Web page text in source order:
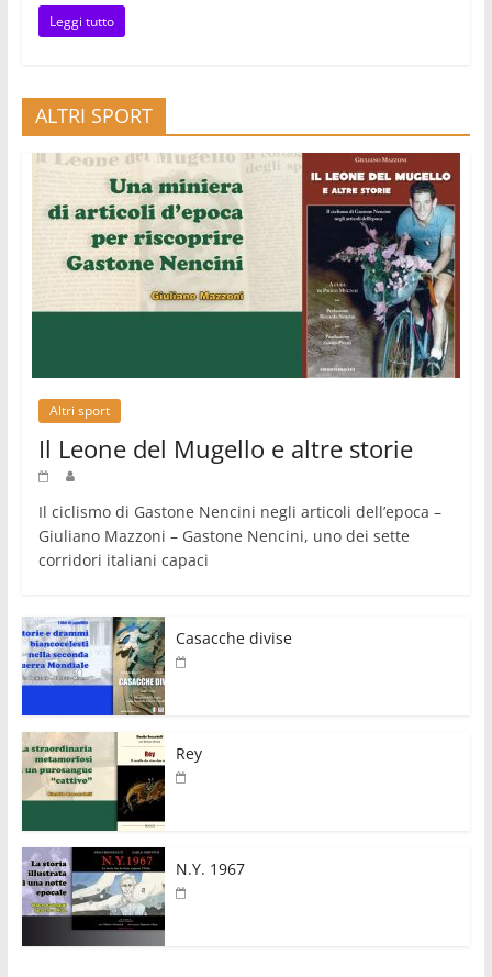
Leggi tutto
ALTRI SPORT
Altri sport
Il Leone del Mugello e altre storie
Il ciclismo di Gastone Nencini negli articoli dell’epoca –
Giuliano Mazzoni – Gastone Nencini, uno dei sette
corridori italiani capaci
Casacche divise
Rey
N.Y. 1967